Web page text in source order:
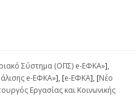
Σύστημα (ΟΠΣ) e-ΕΦΚΑ»],
e-EΦKA»], [e-ΕΦΚΑ], [Νέο
Εργασίας και Κοινωνικής